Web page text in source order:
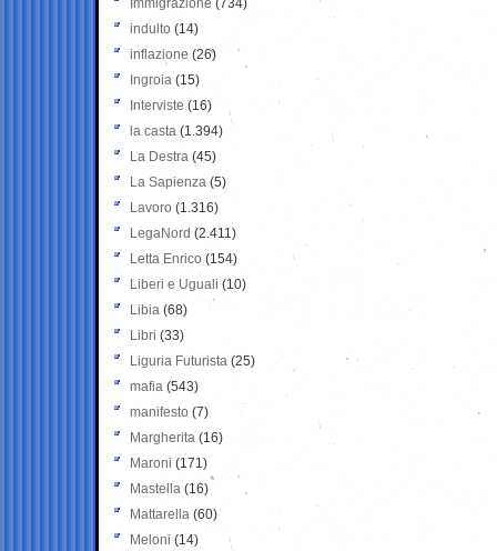
Immigrazione (734)
indulto (14)
inflazione (26)
Ingroia (15)
Interviste (16)
la casta (1.394)
La Destra (45)
La Sapienza (5)
Lavoro (1.316)
LegaNord (2.411)
Letta Enrico (154)
Liberi e Uguali (10)
Libia (68)
Libri (33)
Liguria Futurista (25)
mafia (543)
manifesto (7)
Margherita (16)
Maroni (171)
Mastella (16)
Mattarella (60)
Meloni (14)